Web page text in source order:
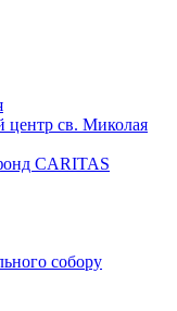
центр св. Миколая
CARITAS
собору